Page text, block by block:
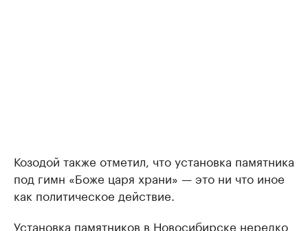
Козодой также отметил, что установка памятника
под гимн «Боже царя храни» — это ни что иное
как политическое действие.
Установка памятников в Новосибирске нередко